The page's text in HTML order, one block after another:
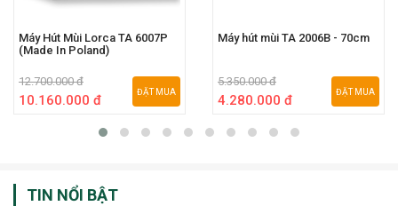
Máy Hút Mùi Lorca TA 6007P
(Made In Poland)
12.700.000 đ
10.160.000 đ
ĐẶT MUA
Máy hút mùi TA 2006B - 70cm
5.350.000 đ
4.280.000 đ
ĐẶT MUA
TIN NỔI BẬT